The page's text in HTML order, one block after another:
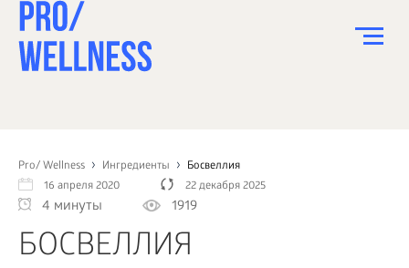
Pro/ Wellness Ингредиенты
Босвеллия
16 апреля 2020
22 декабря 2025
4 минуты 1919
БОСВЕЛЛИЯ
СПОРТ
ЗДОРОВЬЕ
КРАСОТА